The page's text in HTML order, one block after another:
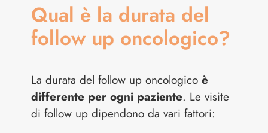
Qual è la durata del
follow up oncologico?
La durata del follow up oncologicoè
differente per ogni paziente. Le visite
di follow up dipendono da vari fattori: